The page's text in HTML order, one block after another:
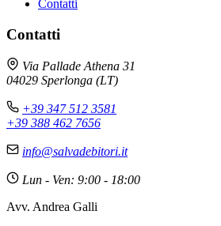
Contatti
Contatti
Via Pallade Athena 31
04029 Sperlonga (LT)
+39 347 512 3581
+39 388 462 7656
info@salvadebitori.it
Lun - Ven: 9:00 - 18:00
Avv. Andrea Galli